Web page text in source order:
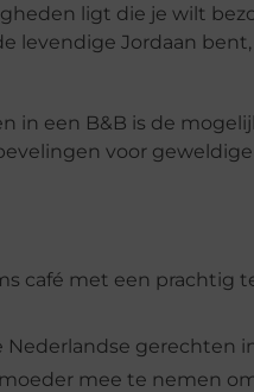
ligt die je wilt
levendige Jordaan
in een B&B is de
voor
café met een prachtig
Nederlandse gerechten
mee te nemen